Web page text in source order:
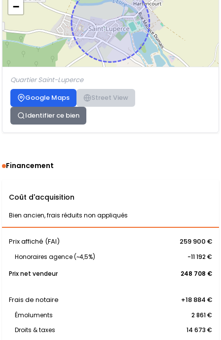
−
Quartier Saint-Luperce
Google Maps
Street View
Identifier ce bien
Financement
Coût d'acquisition
Bien ancien, frais réduits non appliqués
Prix affiché (FAI) 259 900 €
Honoraires agence (~4,5%)
-11 192 €
Prix net vendeur
248 708 €
Frais de notaire +18 884 €
Émoluments
2 861 €
Droits & taxes
14 673 €